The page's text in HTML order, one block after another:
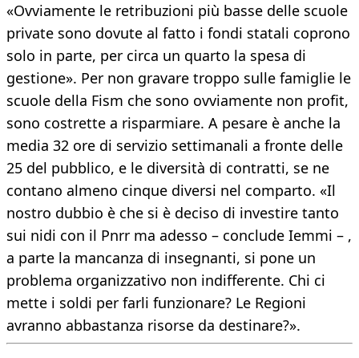
«Ovviamente le retribuzioni più basse delle scuole
private sono dovute al fatto i fondi statali coprono
solo in parte, per circa un quarto la spesa di
gestione». Per non gravare troppo sulle famiglie le
scuole della Fism che sono ovviamente non profit,
sono costrette a risparmiare. A pesare è anche la
media 32 ore di servizio settimanali a fronte delle
25 del pubblico, e le diversità di contratti, se ne
contano almeno cinque diversi nel comparto. «Il
nostro dubbio è che si è deciso di investire tanto
sui nidi con il Pnrr ma adesso – conclude Iemmi – ,
a parte la mancanza di insegnanti, si pone un
problema organizzativo non indifferente. Chi ci
mette i soldi per farli funzionare? Le Regioni
avranno abbastanza risorse da destinare?».